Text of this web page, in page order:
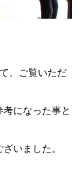
、ご覧いただ
になった事と
いました。